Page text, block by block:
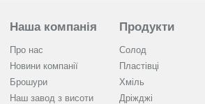
Наша компанія
Про нас
Новини компанії
Брошури
Наш завод з висоти
Продукти
Солод
Пластівці
Хміль
Дріжджі